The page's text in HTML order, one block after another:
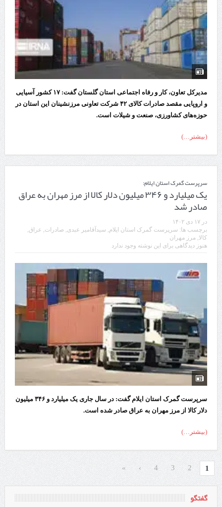
مدیرکل تعاون، کار و رفاه اجتماعی استان گلستان گفت: ۱۷ کشور آسیایی
و اروپایی مقصد صادرات کالای ۴۲ شرکت تعاونی مرزنشینان این استان در
حوزه‌های کشاورزی، صنعت و شیلات است.
(بیشتر…)
سرپرست گمرک استان ایلام:
یک میلیارد و ۳۴۶ میلیون دلار کالا از مرز مهران به عراق
صادر شد
در ۱۷ دی ۱۴۰۲
برچسب ها: سرپرست گمرک استان ایلام, سیدآقامیر عبدی, صادرات, عراق,
کالا, مرز مهران
هنوز دیدگاهی برای این نوشته وجود ندارد
سرپرست گمرک استان ایلام گفت: در سال جاری یک میلیارد و ۳۴۶ میلیون
دلار کالا از مرز مهران به عراق صادر شده است.
(بیشتر…)
1
2
3
4
›
»
گفتگو